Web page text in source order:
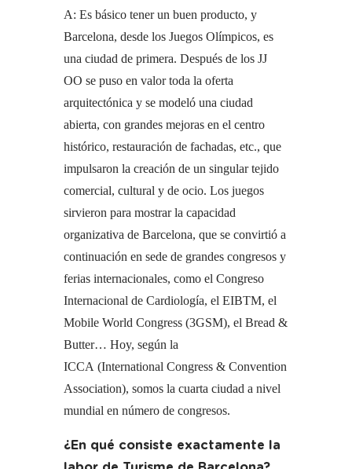
A: Es básico tener un buen producto, y
Barcelona, desde los Juegos Olímpicos, es
una ciudad de primera. Después de los JJ
OO se puso en valor toda la oferta
arquitectónica y se modeló una ciudad
abierta, con grandes mejoras en el centro
histórico, restauración de fachadas, etc., que
impulsaron la creación de un singular tejido
comercial, cultural y de ocio. Los juegos
sirvieron para mostrar la capacidad
organizativa de Barcelona, que se convirtió a
continuación en sede de grandes congresos y
ferias internacionales, como el Congreso
Internacional de Cardiología, el EIBTM, el
Mobile World Congress (3GSM), el Bread &
Butter… Hoy, según la
ICCA (International Congress & Convention
Association), somos la cuarta ciudad a nivel
mundial en número de congresos.
¿En qué consiste exactamente la